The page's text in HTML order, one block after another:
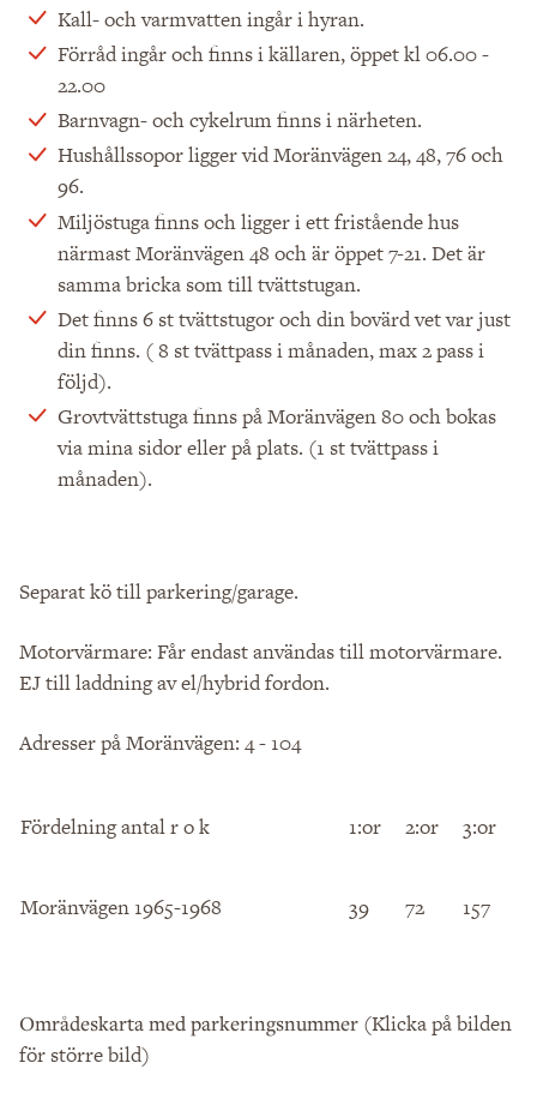
Kall- och varmvatten ingår i hyran.
Förråd ingår och finns i källaren, öppet kl 06.00 -
22.00
Barnvagn- och cykelrum finns i närheten.
Hushållssopor ligger vid Moränvägen 24, 48, 76 och
96.
Miljöstuga finns och ligger i ett fristående hus
närmast Moränvägen 48 och är öppet 7-21. Det är
samma bricka som till tvättstugan.
Det finns 6 st tvättstugor och din bovärd vet var just
din finns. ( 8 st tvättpass i månaden, max 2 pass i
följd).
Grovtvättstuga finns på Moränvägen 80 och bokas
via mina sidor eller på plats. (1 st tvättpass i
månaden).
Separat kö till parkering/garage.
Motorvärmare: Får endast användas till motorvärmare.
EJ till laddning av el/hybrid fordon.
Adresser på Moränvägen: 4 - 104
Fördelning antal r o k 1:or 2:or 3:or
Moränvägen 1965-1968 39 72 157
Områdeskarta med parkeringsnummer (Klicka på bilden
för större bild)